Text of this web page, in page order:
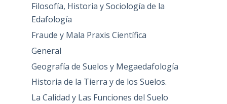
Filosofía, Historia y Sociología de la
Edafología
Fraude y Mala Praxis Científica
General
Geografía de Suelos y Megaedafología
Historia de la Tierra y de los Suelos.
La Calidad y Las Funciones del Suelo